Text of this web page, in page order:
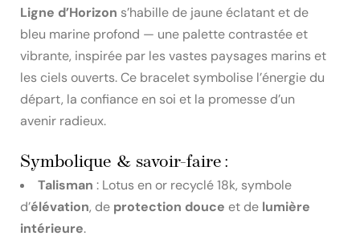
Ligne d’Horizon s’habille de jaune éclatant et de
bleu marine profond — une palette contrastée et
vibrante, inspirée par les vastes paysages marins et
les ciels ouverts. Ce bracelet symbolise l’énergie du
départ, la confiance en soi et la promesse d’un
avenir radieux.
Symbolique & savoir-faire :
Talisman : Lotus en or recyclé 18k, symbole
d’élévation, de protection douce et de lumière
intérieure.